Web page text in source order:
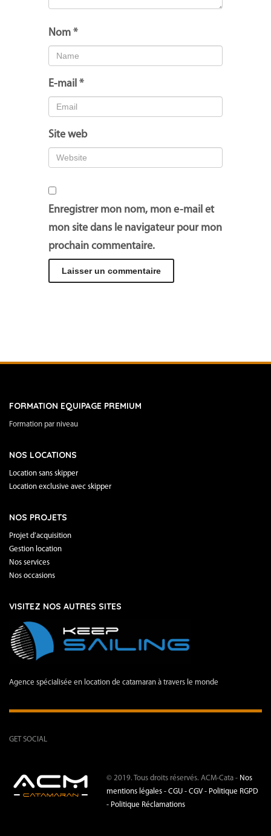
Nom *
E-mail *
Site web
Enregistrer mon nom, mon e-mail et
mon site dans le navigateur pour mon
prochain commentaire.
FORMATION EQUIPAGE PREMIUM
Formation par niveau
NOS LOCATIONS
Location sans skipper
Location exclusive avec skipper
NOS PROJETS
Projet d’acquisition
Gestion location
Nos services
Nos occasions
VISITEZ NOS AUTRES SITES
Agence spécialisée en location de catamaran à travers le monde
GET SOCIAL
© 2019. Tous droits réservés. ACM-Cata - Nos
mentions légales - CGU - CGV - Politique RGPD
- Politique Réclamations